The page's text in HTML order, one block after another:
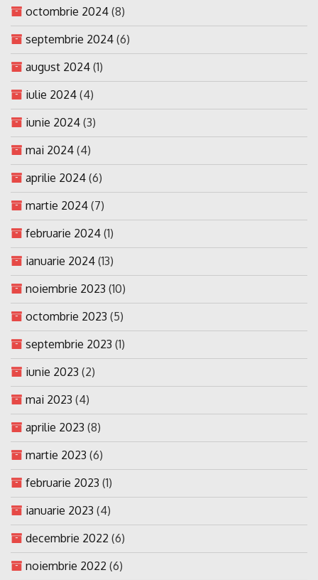
octombrie 2024 (8)
septembrie 2024 (6)
august 2024 (1)
iulie 2024 (4)
iunie 2024 (3)
mai 2024 (4)
aprilie 2024 (6)
martie 2024 (7)
februarie 2024 (1)
ianuarie 2024 (13)
noiembrie 2023 (10)
octombrie 2023 (5)
septembrie 2023 (1)
iunie 2023 (2)
mai 2023 (4)
aprilie 2023 (8)
martie 2023 (6)
februarie 2023 (1)
ianuarie 2023 (4)
decembrie 2022 (6)
noiembrie 2022 (6)